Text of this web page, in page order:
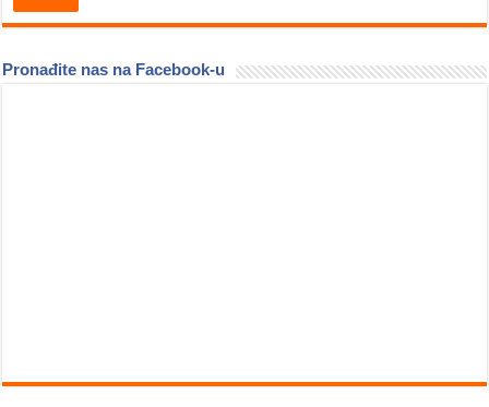
Pronađite nas na Facebook-u